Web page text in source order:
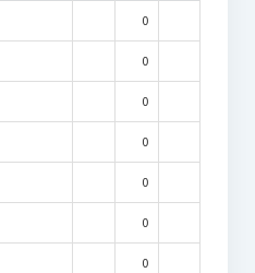
0
0
0
0
0
0
0